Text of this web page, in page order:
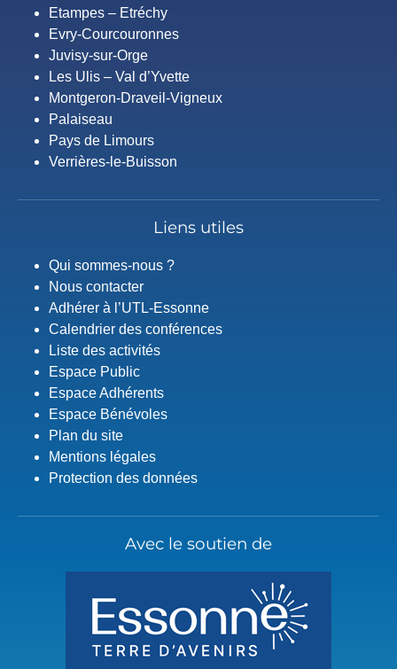
Etampes – Etréchy
Evry-Courcouronnes
Juvisy-sur-Orge
Les Ulis – Val d’Yvette
Montgeron-Draveil-Vigneux
Palaiseau
Pays de Limours
Verrières-le-Buisson
Liens utiles
Qui sommes-nous ?
Nous contacter
Adhérer à l’UTL-Essonne
Calendrier des conférences
Liste des activités
Espace Public
Espace Adhérents
Espace Bénévoles
Plan du site
Mentions légales
Protection des données
Avec le soutien de